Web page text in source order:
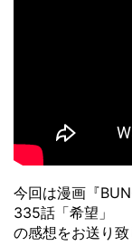
今回は漫画『
335話「希望」
の感想をお送り致